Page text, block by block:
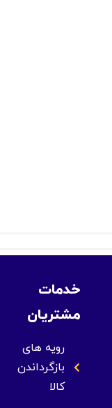
خدمات
مشتریان
رویه های
بازگرداندن
کالا